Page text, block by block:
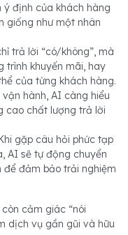
ý định của khách hàng
giống như một nhân
trả lời “có/không”, mà
trình khuyến mãi, hay
của từng khách hàng.
vận hành, AI càng hiểu
cao chất lượng trả lời
gặp câu hỏi phức tạp
AI sẽ tự động chuyển
để đảm bảo trải nghiệm
cảm giác “nói
dịch vụ gần gũi và hữu